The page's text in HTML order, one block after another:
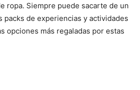
ropa. Siempre puede sacarte de un
packs de experiencias y actividades
opciones más regaladas por estas